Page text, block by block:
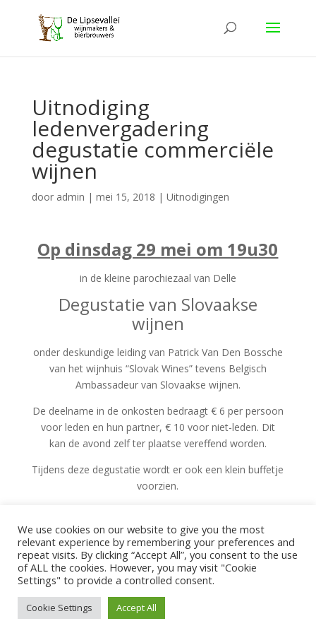
Uitnodiging
ledenvergadering
degustatie commerciële
wijnen
door admin | mei 15, 2018 | Uitnodigingen
Op dinsdag 29 mei om 19u30
in de kleine parochiezaal van Delle
Degustatie van Slovaakse
wijnen
onder deskundige leiding van Patrick Van Den Bossche
van het wijnhuis “Slovak Wines” tevens Belgisch
Ambassadeur van Slovaakse wijnen.
De deelname in de onkosten bedraagt € 6 per persoon
voor leden en hun partner, € 10 voor niet-leden. Dit
kan de avond zelf ter plaatse vereffend worden.
Tijdens deze degustatie wordt er ook een klein buffetje
voorzien.
noodzakelijk. Dit kan tot 26 mei via 016/22.66.42
(Paul), ofpaul@lipsevallei.be
Vriendelijke groeten van het bestuur en graag tot dan.
We use cookies on our website to give you the most
relevant experience by remembering your preferences and
repeat visits. By clicking “Accept All”, you consent to the use
of ALL the cookies. However, you may visit "Cookie
Settings" to provide a controlled consent.
Cookie Settings Accept All